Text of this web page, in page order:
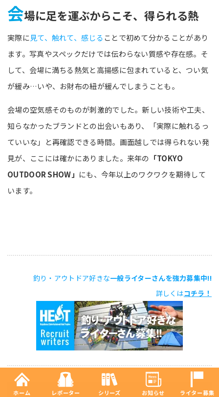
会場に足を運ぶからこそ、得られる熱
実際に見て、触れて、感じることで初めて分かることがあり
ます。写真やスペックだけでは伝わらない質感や存在感。そ
して、会場に満ちる熱気と高揚感に包まれていると、つい気
が緩み…いや、お財布の紐が緩んでしまうことも。
会場の空気感そのものが刺激的でした。新しい技術や工夫、
知らなかったブランドとの出会いもあり、「実際に触れるっ
ていいな」と再確認できる時間。画面越しでは得られない発
見が、ここには確かにありました。来年の 「TOKYO
OUTDOOR SHOW」 にも、今年以上のワクワクを期待して
います。
釣り・アウトドア好きな一般ライターさんを強力募集中!!
詳しくはコチラ！
ホーム レポーター シリーズ お知らせ ライター募集